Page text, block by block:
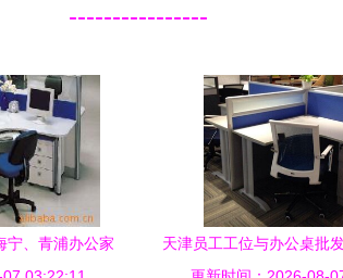
----------------
宁、青浦办公家
天津员工工位与办公桌批